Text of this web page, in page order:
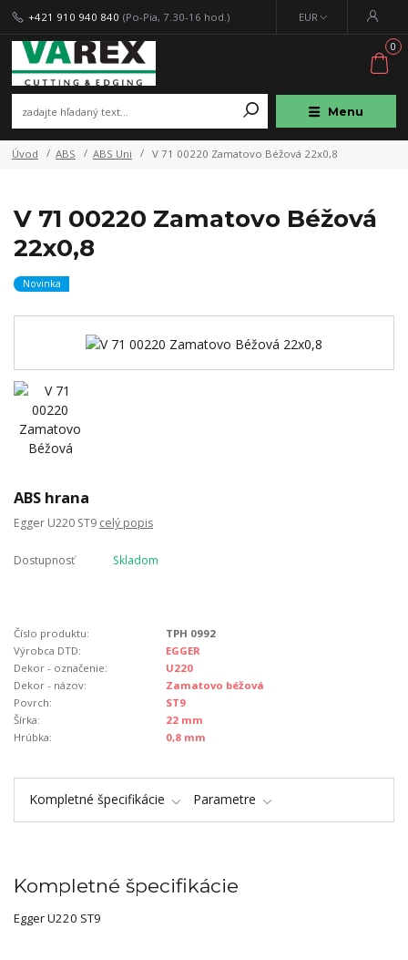
Menu
EUR
+421 910 940 840 (Po-Pia, 7.30-16 hod.)
0
Úvod ABS ABS Uni V 71 00220 Zamatovo Béžová 22x0,8
V 71 00220 Zamatovo Béžová
22x0,8
Novinka
ABS hrana
Egger U220 ST9 celý popis
Dostupnosť Skladom
Číslo produktu:
TPH 0992
Výrobca DTD:
EGGER
Dekor - označenie:
U220
Dekor - názov:
Zamatovo béžová
Povrch:
ST9
Šírka:
22 mm
Hrúbka:
0,8 mm
Kompletné špecifikácie Parametre
Kompletné špecifikácie
Egger U220 ST9